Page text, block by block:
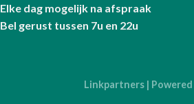
Elke dag mogelijk na afspraak
Bel gerust tussen 7u en 22u
Linkpartners |